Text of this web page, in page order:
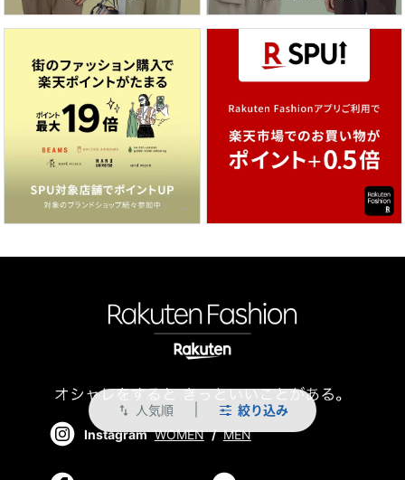
swap_vert 人気順 絞り込み
Instagram WOMEN / MEN